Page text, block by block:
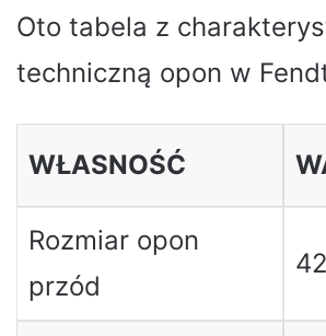
Oto tabela z
techniczną opon w
WŁASNOŚĆ
Rozmiar opon
przód